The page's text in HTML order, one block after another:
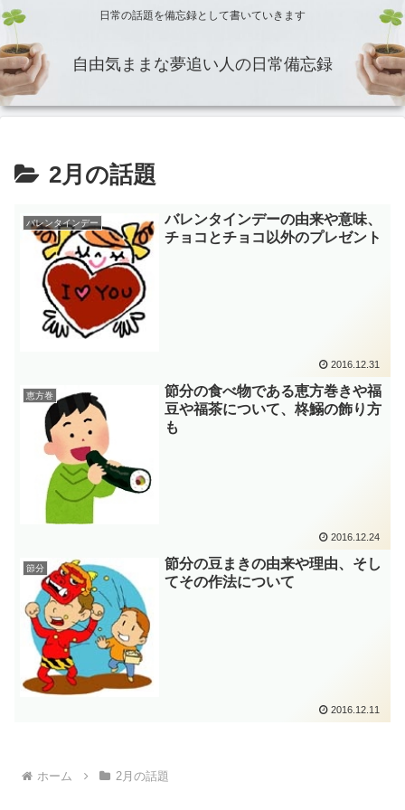
日常の話題を備忘録として書いていきます
自由気ままな夢追い人の日常備忘録
2月の話題
バレンタインデー
バレンタインデーの由来や意味、
チョコとチョコ以外のプレゼント
2016.12.31
恵方巻
節分の食べ物である恵方巻きや福
豆や福茶について、柊鰯の飾り方
も
2016.12.24
節分
節分の豆まきの由来や理由、そし
てその作法について
2016.12.11
ホーム 2月の話題